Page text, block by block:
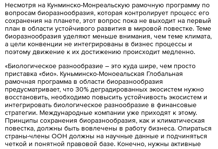
Несмотря на Кунминско-Монреальскую рамочную программу по
вопросам биоразнообразия, которая контролирует процесс его
сохранения на планете, этот вопрос пока не выходит на первый
план в области устойчивого развития в мировой повестке. Теме
биоразнообразия уделяют меньше внимания, чем теме климата,
а цели конвенции не интегрированы в бизнес процессы и
поэтому движение к их достижению происходит медленно.
«Биологическое разнообразие – это куда шире, чем просто
приставка «био». Куньминско-Моноеальская Глобальная
рамочная программа в области биоразнообразия
предусматривает, что 30% деградированных экосистем нужно
восстановить, необходимо повысить устойчивость экосистем и
интегрировать биологическое разнообразие в финансовые
стратегии. Международные компании уже приходят к этому.
Принципы сохранения биоразнообразия, как и климатическая
повестка, должны быть вовлечены в работу бизнеса. Опираться
страны-члены ООН должны на научные данные и подчиняться
четкой и понятной правовой базе. Конечно, нужны активные